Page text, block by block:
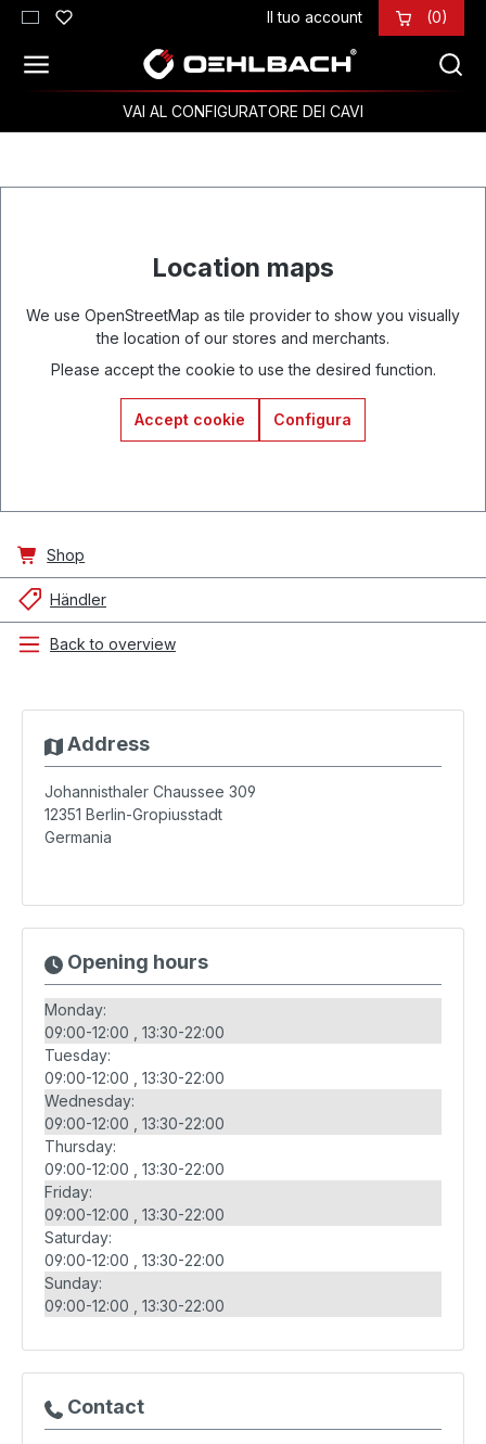
Passa al contenuto principale Il tuo account (0)
VAI AL CONFIGURATORE DEI CAVI
Location maps
We use OpenStreetMap as tile provider to show you visually
the location of our stores and merchants.
Please accept the cookie to use the desired function.
Accept cookie Configura
Shop
Händler
Back to overview
Address
Johannisthaler Chaussee 309
12351 Berlin-Gropiusstadt
Germania
Opening hours
Monday:
09:00-12:00
13:30-22:00
Tuesday:
09:00-12:00
13:30-22:00
Wednesday:
09:00-12:00
13:30-22:00
Thursday:
09:00-12:00
13:30-22:00
Friday:
09:00-12:00
13:30-22:00
Saturday:
09:00-12:00
13:30-22:00
Sunday:
09:00-12:00
13:30-22:00
Contact